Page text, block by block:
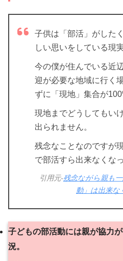
子供は「部活」がした
しい思いをしている現
今の僕が住んでいる近
迎が必要な地域に行く
ずに「現地」集合が
現地までどうしてもい
出られません。
残念なことなのですが
で部活すら出来なくな
引用元-残念ながら親も
動」は出来
子どもの部活動には親が協力
況。